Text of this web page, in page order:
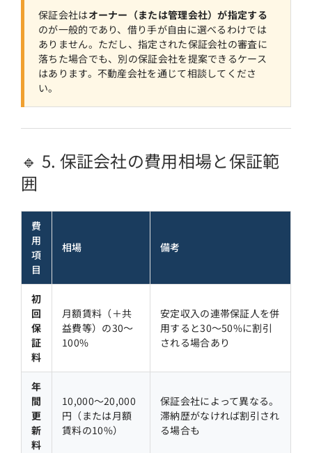
保証会社はオーナー（または管理会社）が指定する
のが一般的であり、借り手が自由に選べるわけでは
ありません。ただし、指定された保証会社の審査に
落ちた場合でも、別の保証会社を提案できるケース
はあります。不動産会社を通じて相談してくださ
い。
🔹 5. 保証会社の費用相場と保証範
囲
費
用
項
目
相場 備考
初
回
保
証
料
月額賃料（＋共
益費等）の30〜
100%
安定収入の連帯保証人を併
用すると30〜50%に割引
される場合あり
年
間
更
新
料
10,000〜20,000
円（または月額
賃料の10%）
保証会社によって異なる。
滞納歴がなければ割引され
る場合も